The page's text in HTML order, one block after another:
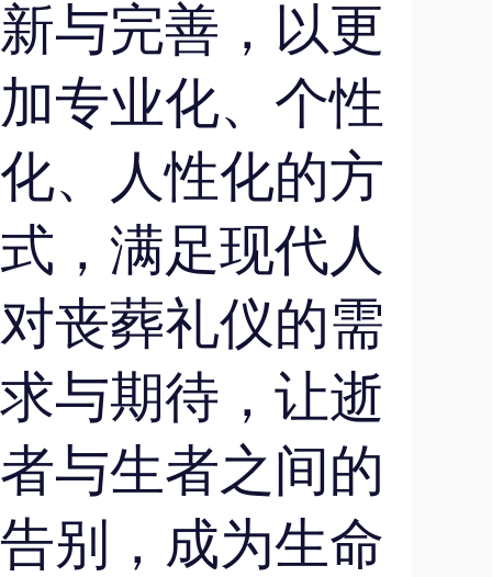
新与完善，以更
加专业化、个性
化、人性化的方
式，满足现代人
对丧葬礼仪的需
求与期待，让逝
者与生者之间的
告别，成为生命